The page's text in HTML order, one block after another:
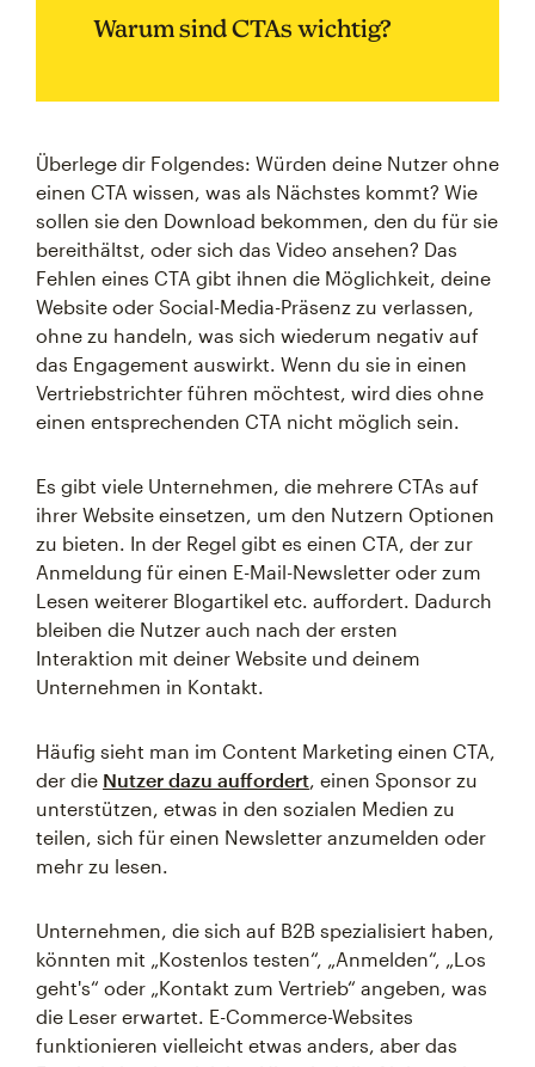
Warum sind CTAs wichtig?
Überlege dir Folgendes: Würden deine Nutzer ohne
einen CTA wissen, was als Nächstes kommt? Wie
sollen sie den Download bekommen, den du für sie
bereithältst, oder sich das Video ansehen? Das
Fehlen eines CTA gibt ihnen die Möglichkeit, deine
Website oder Social-Media-Präsenz zu verlassen,
ohne zu handeln, was sich wiederum negativ auf
das Engagement auswirkt. Wenn du sie in einen
Vertriebstrichter führen möchtest, wird dies ohne
einen entsprechenden CTA nicht möglich sein.
Es gibt viele Unternehmen, die mehrere CTAs auf
ihrer Website einsetzen, um den Nutzern Optionen
zu bieten. In der Regel gibt es einen CTA, der zur
Anmeldung für einen E-Mail-Newsletter oder zum
Lesen weiterer Blogartikel etc. auffordert. Dadurch
bleiben die Nutzer auch nach der ersten
Interaktion mit deiner Website und deinem
Unternehmen in Kontakt.
Häufig sieht man im Content Marketing einen CTA,
der die Nutzer dazu auffordert, einen Sponsor zu
unterstützen, etwas in den sozialen Medien zu
teilen, sich für einen Newsletter anzumelden oder
mehr zu lesen.
Unternehmen, die sich auf B2B spezialisiert haben,
könnten mit „Kostenlos testen“, „Anmelden“, „Los
geht's“ oder „Kontakt zum Vertrieb“ angeben, was
die Leser erwartet. E-Commerce-Websites
funktionieren vielleicht etwas anders, aber das